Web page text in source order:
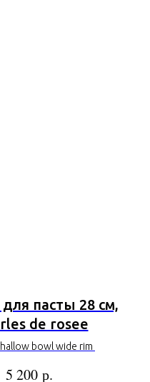
пасты 28 см,
de rosee
bowl wide rim
5 200 р.